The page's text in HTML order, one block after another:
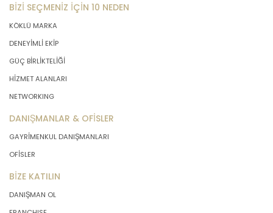
BİZİ SEÇMENİZ İÇİN 10 NEDEN
KÖKLÜ MARKA
DENEYİMLİ EKİP
GÜÇ BİRLİKTELİĞİ
HİZMET ALANLARI
NETWORKING
DANIŞMANLAR & OFİSLER
GAYRİMENKUL DANIŞMANLARI
OFİSLER
BİZE KATILIN
DANIŞMAN OL